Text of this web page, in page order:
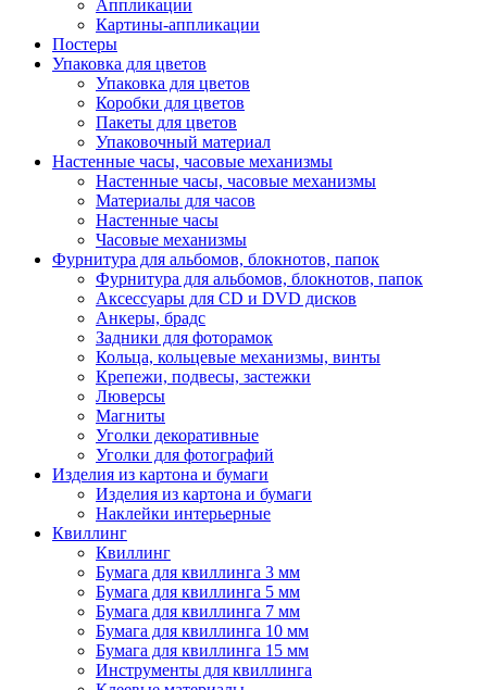
Аппликации
Картины-аппликации
Постеры
Упаковка для цветов
Упаковка для цветов
Коробки для цветов
Пакеты для цветов
Упаковочный материал
Настенные часы, часовые механизмы
Настенные часы, часовые механизмы
Материалы для часов
Настенные часы
Часовые механизмы
Фурнитура для альбомов, блокнотов, папок
Фурнитура для альбомов, блокнотов, папок
Аксессуары для CD и DVD дисков
Анкеры, брадс
Задники для фоторамок
Кольца, кольцевые механизмы, винты
Крепежи, подвесы, застежки
Люверсы
Магниты
Уголки декоративные
Уголки для фотографий
Изделия из картона и бумаги
Изделия из картона и бумаги
Наклейки интерьерные
Квиллинг
Квиллинг
Бумага для квиллинга 3 мм
Бумага для квиллинга 5 мм
Бумага для квиллинга 7 мм
Бумага для квиллинга 10 мм
Бумага для квиллинга 15 мм
Инструменты для квиллинга